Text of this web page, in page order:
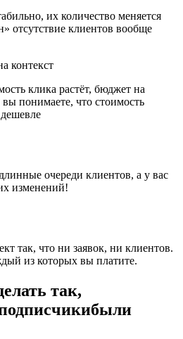
их количество меняется
отсутствие клиентов вообще
контекст
клика растёт, бюджет на
вы понимаете, что стоимость
очереди клиентов, а у вас
изменений!
так, что ни заявок, ни клиентов.
из которых вы платите.
так,
были